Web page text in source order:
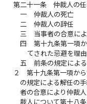
第二十一条
仲裁人の
一
仲裁人の死亡
二
仲裁人の辞任
三
当事者の合意に
四
第十九条第一項
てされた忌避を理
五
前条の規定によ
２
第十九条第一項か
の規定による解任の
者の合意により仲裁
裁人について第十八